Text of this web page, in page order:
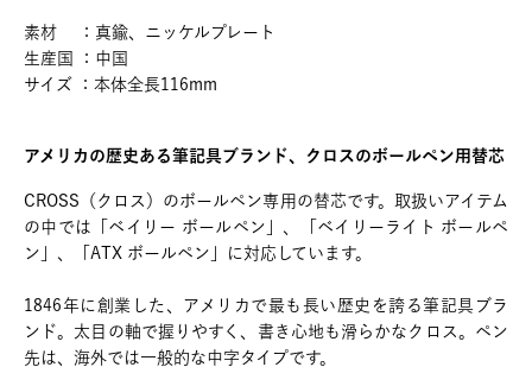
素材 ：真鍮、ニッケルプレート
生産国 ：中国
サイズ ：本体全長116mm
アメリカの歴史ある筆記具ブランド、クロスのボールペン用替芯
CROSS（クロス）のボールペン専用の替芯です。取扱いアイテム
の中では「ベイリー ボールペン」、「ベイリーライト ボールペ
ン」、「ATX ボールペン」に対応しています。
1846年に創業した、アメリカで最も長い歴史を誇る筆記具ブラ
ンド。太目の軸で握りやすく、書き心地も滑らかなクロス。ペン
先は、海外では一般的な中字タイプです。